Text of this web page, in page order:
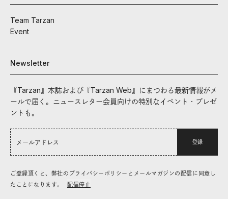
Team Tarzan
Event
Newsletter
『Tarzan』本誌および『Tarzan Web』にまつわる最新情報がメ
ールで届く。ニュースレター会員向けの特別なイベント・プレゼ
ントも。
登録
ご登録頂くと、弊社のプライバシーポリシーとメールマガジンの配信に同意し
たことになります。
配信停止